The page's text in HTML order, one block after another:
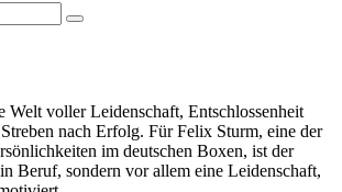
Welt voller Leidenschaft, Entschlossenheit
nach Erfolg. Für Felix Sturm, eine der
im deutschen Boxen, ist der
Beruf, sondern vor allem eine Leidenschaft,